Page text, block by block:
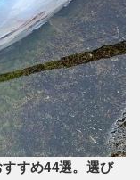
すすめ44選。選び